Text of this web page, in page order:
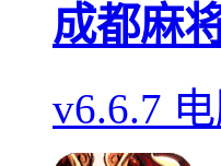
成都麻
v6.6.7